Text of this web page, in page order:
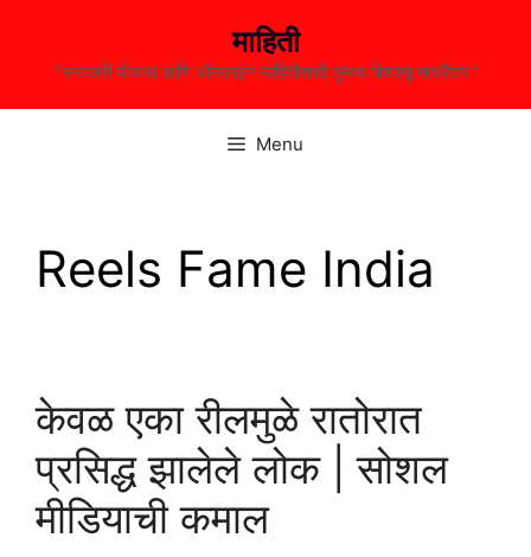
content
माहिती
"सरकारी योजना आणि ऑनलाइन माहितीसाठी तुमचा विश्वासू साथीदार"
Menu
Reels Fame India
केवळ एका रीलमुळे रातोरात
प्रसिद्ध झालेले लोक | सोशल
मीडियाची कमाल